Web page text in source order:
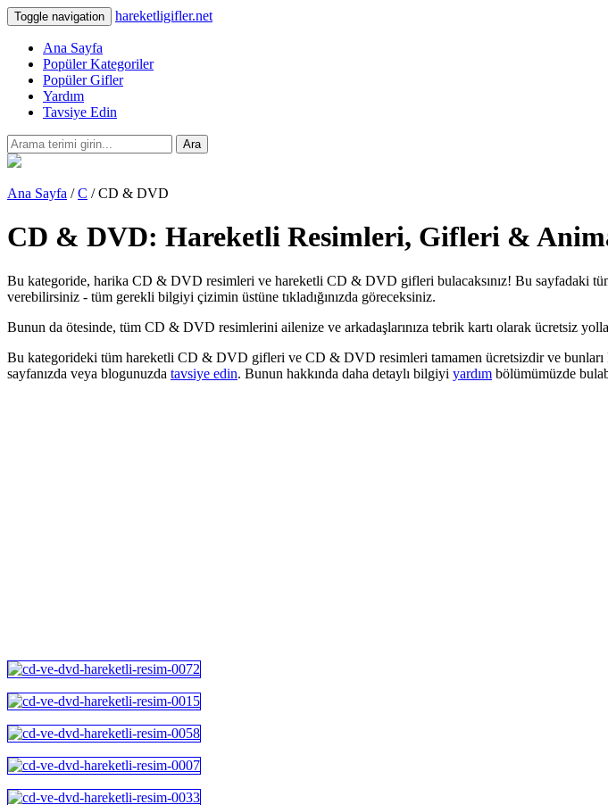
Toggle navigation hareketligifler.net
Ana Sayfa
Popüler Kategoriler
Popüler Gifler
Yardım
Tavsiye Edin
Ara
Ana Sayfa /C / CD & DVD
CD & DVD: Hareketli Resimleri, Gifleri &
Bu kategoride, harika CD & DVD resimleri ve hareketli CD & DVD gifleri bulacaksınız! Bu sayfadaki
verebilirsiniz - tüm gerekli bilgiyi çizimin üstüne tıkladığınızda göreceksiniz.
Bunun da ötesinde, tüm CD & DVD resimlerini ailenize ve arkadaşlarınıza tebrik kartı olarak ücretsiz
Bu kategorideki tüm hareketli CD & DVD gifleri ve CD & DVD resimleri tamamen ücretsizdir ve bunları
sayfanızda veya blogunuzda tavsiye edin. Bunun hakkında daha detaylı bilgiyi yardım bölümümüzde